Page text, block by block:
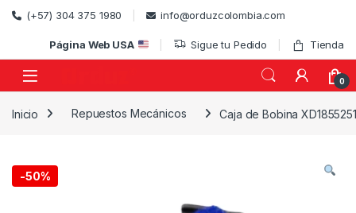
Skip to navigation
Skip to content
(+57) 304 375 1980 info@orduzcolombia.com
Página Web USA Sigue tu Pedido Tienda
0
Inicio Repuestos Mecánicos Caja de Bobina
-50%